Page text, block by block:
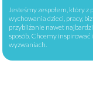
Jesteśmy zespołem, który z
wychowania dzieci, pracy,
przybliżanie nawet
sposób. Chcemy
wyzwaniach.